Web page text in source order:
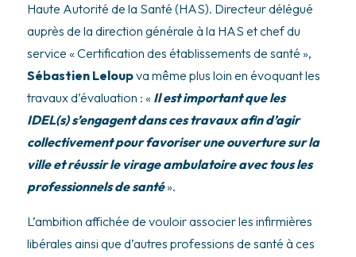
Haute Autorité de la Santé (HAS). Directeur délégué
auprès de la direction générale à la HAS et chef du
service « Certification des établissements de santé »,
Sébastien Leloupva même plus loin en évoquant les
travaux d’évaluation : « Il est important que les
IDEL(s) s’engagent dans ces travaux afin d’agir
collectivement pour favoriser une ouverture sur la
ville et réussir le virage ambulatoire avec tous les
professionnels de santé».
L’ambition affichée de vouloir associer les infirmières
libérales ainsi que d’autres professions de santé à ces